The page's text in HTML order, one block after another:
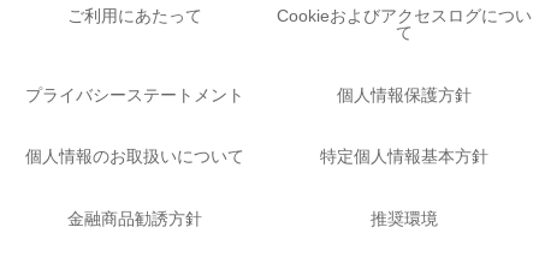
ご利用にあたって
Cookieおよびアクセスログについ
て
プライバシーステートメント 個人情報保護方針
個人情報のお取扱いについて 特定個人情報基本方針
金融商品勧誘方針 推奨環境